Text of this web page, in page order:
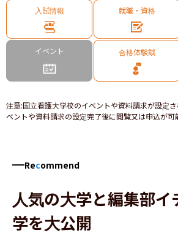
入試情報 就職・資格
イベント 合格体験談
注意:国立看護大学校のイベントや資料請求が設定
ベントや資料請求の設定完了後に閲覧又は申込が可
Recommend
人気の大学と編集部イ
学を大公開